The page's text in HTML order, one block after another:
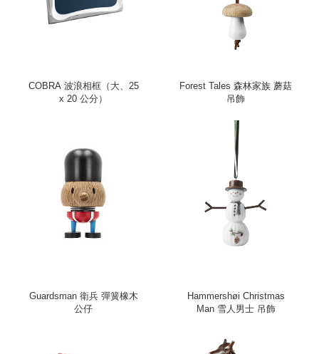
COBRA 波浪相框（大、25
x 20 公分）
Forest Tales 森林家族 蘑菇
吊飾
Guardsman 衛兵 彈簧橡木
公仔
Hammershøi Christmas
Man 雪人男士 吊飾